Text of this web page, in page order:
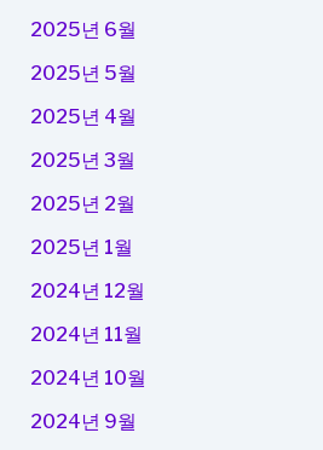
2025년 6월
2025년 5월
2025년 4월
2025년 3월
2025년 2월
2025년 1월
2024년 12월
2024년 11월
2024년 10월
2024년 9월